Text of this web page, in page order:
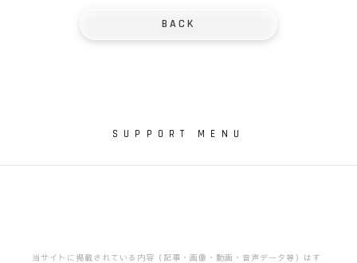
SUPPORT MENU
FAQ
BACK
SUPPORT MENU
当サイトに掲載されている内容（記事・画像・動画・音声データ等）は す